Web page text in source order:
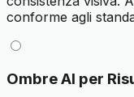
conforme agli
Ombre AI per